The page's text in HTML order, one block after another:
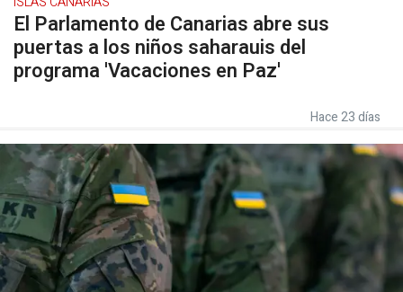
El Parlamento de Canarias abre sus
puertas a los niños saharauis del
programa 'Vacaciones en Paz'
Hace 23 días